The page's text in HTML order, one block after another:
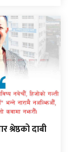
श्रेष्ठको दाबी